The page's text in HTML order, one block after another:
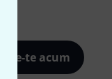
te acum